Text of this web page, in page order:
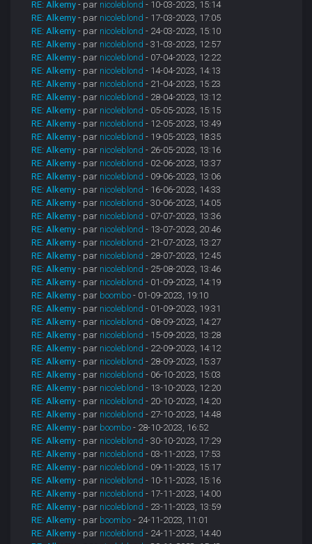
RE: Alkemy - par nicoleblond - 10-03-2023, 15:14
RE: Alkemy - par nicoleblond - 17-03-2023, 17:05
RE: Alkemy - par nicoleblond - 24-03-2023, 15:10
RE: Alkemy - par nicoleblond - 31-03-2023, 12:57
RE: Alkemy - par nicoleblond - 07-04-2023, 12:22
RE: Alkemy - par nicoleblond - 14-04-2023, 14:13
RE: Alkemy - par nicoleblond - 21-04-2023, 15:23
RE: Alkemy - par nicoleblond - 28-04-2023, 13:12
RE: Alkemy - par nicoleblond - 05-05-2023, 15:15
RE: Alkemy - par nicoleblond - 12-05-2023, 13:49
RE: Alkemy - par nicoleblond - 19-05-2023, 18:35
RE: Alkemy - par nicoleblond - 26-05-2023, 13:16
RE: Alkemy - par nicoleblond - 02-06-2023, 13:37
RE: Alkemy - par nicoleblond - 09-06-2023, 13:06
RE: Alkemy - par nicoleblond - 16-06-2023, 14:33
RE: Alkemy - par nicoleblond - 30-06-2023, 14:05
RE: Alkemy - par nicoleblond - 07-07-2023, 13:36
RE: Alkemy - par nicoleblond - 13-07-2023, 20:46
RE: Alkemy - par nicoleblond - 21-07-2023, 13:27
RE: Alkemy - par nicoleblond - 28-07-2023, 12:45
RE: Alkemy - par nicoleblond - 25-08-2023, 13:46
RE: Alkemy - par nicoleblond - 01-09-2023, 14:19
RE: Alkemy - par boombo - 01-09-2023, 19:10
RE: Alkemy - par nicoleblond - 01-09-2023, 19:31
RE: Alkemy - par nicoleblond - 08-09-2023, 14:27
RE: Alkemy - par nicoleblond - 15-09-2023, 13:28
RE: Alkemy - par nicoleblond - 22-09-2023, 14:12
RE: Alkemy - par nicoleblond - 28-09-2023, 15:37
RE: Alkemy - par nicoleblond - 06-10-2023, 15:03
RE: Alkemy - par nicoleblond - 13-10-2023, 12:20
RE: Alkemy - par nicoleblond - 20-10-2023, 14:20
RE: Alkemy - par nicoleblond - 27-10-2023, 14:48
RE: Alkemy - par boombo - 28-10-2023, 16:52
RE: Alkemy - par nicoleblond - 30-10-2023, 17:29
RE: Alkemy - par nicoleblond - 03-11-2023, 17:53
RE: Alkemy - par nicoleblond - 09-11-2023, 15:17
RE: Alkemy - par nicoleblond - 10-11-2023, 15:16
RE: Alkemy - par nicoleblond - 17-11-2023, 14:00
RE: Alkemy - par nicoleblond - 23-11-2023, 13:59
RE: Alkemy - par boombo - 24-11-2023, 11:01
RE: Alkemy - par nicoleblond - 24-11-2023, 14:40